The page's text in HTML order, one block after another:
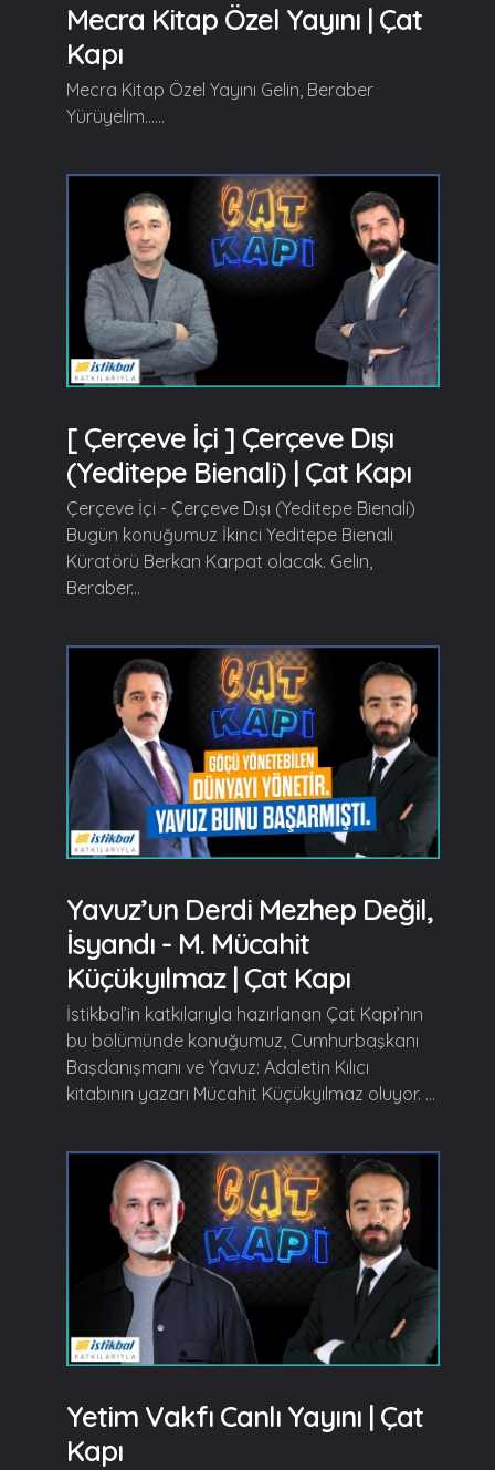
Mecra Kitap Özel Yayını | Çat
Kapı
Mecra Kitap Özel Yayını Gelin, Beraber
Yürüyelim......
[ Çerçeve İçi ] Çerçeve Dışı
(Yeditepe Bienali) | Çat Kapı
Çerçeve İçi - Çerçeve Dışı (Yeditepe Bienali)
Bugün konuğumuz İkinci Yeditepe Bienali
Küratörü Berkan Karpat olacak. Gelin,
Beraber...
Yavuz’un Derdi Mezhep Değil,
İsyandı - M. Mücahit
Küçükyılmaz | Çat Kapı
İstikbal’in katkılarıyla hazırlanan Çat Kapı’nın
bu bölümünde konuğumuz, Cumhurbaşkanı
Başdanışmanı ve Yavuz: Adaletin Kılıcı
kitabının yazarı Mücahit Küçükyılmaz oluyor. ...
Yetim Vakfı Canlı Yayını | Çat
Kapı